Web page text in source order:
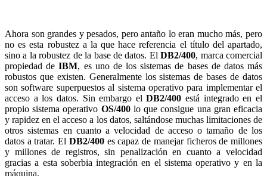
Ahora son grandes y pesados, pero antaño lo eran mucho más, pero
no es esta robustez a la que hace referencia el título del apartado,
sino a la robustez de la base de datos. ElDB2/400, marca comercial
propiedad deIBM, es uno de los sistemas de bases de datos más
robustos que existen. Generalmente los sistemas de bases de datos
son software superpuestos al sistema operativo para implementar el
acceso a los datos. Sin embargo elDB2/400 está integrado en el
propio sistema operativo OS/400lo que consigue una gran eficacia
y rapidez en el acceso a los datos, saltándose muchas limitaciones de
otros sistemas en cuanto a velocidad de acceso o tamaño de los
datos a tratar. El DB2/400es capaz de manejar ficheros de millones
y millones de registros, sin penalización en cuanto a velocidad
gracias a esta soberbia integración en el sistema operativo y en la
máquina.